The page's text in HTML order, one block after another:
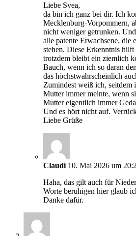
Liebe Svea,
da bin ich ganz bei dir. Ich
Mecklenburg-Vorpommern,
nicht weniger getrunken.
alle patente Erwachsene, die
stehen. Diese Erkenntnis
trotzdem bleibt ein ziemlich
Bauch, wenn ich so daran
das höchstwahrscheinlich
Zumindest weiß ich, seitdem
Mutter immer meinte, wenn
Mutter eigentlich immer
Und es hört nicht auf.
Liebe Grüße
Claudi 10. Mai 2026 um
Haha, das gilt auch für
Worte beruhigen hier glaub
Danke dafür.